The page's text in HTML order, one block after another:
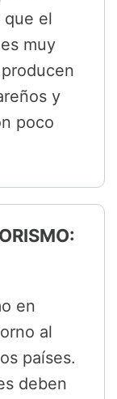
que el
muy
y
poco
en
al
países.
deben